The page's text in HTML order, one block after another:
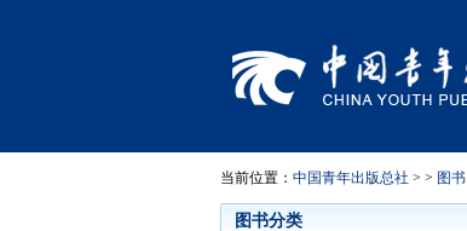
当前位置： 中国青年出版总社 > > 图书
图书分类